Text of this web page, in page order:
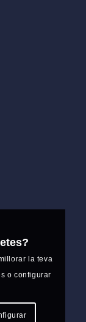
la teva
o configurar